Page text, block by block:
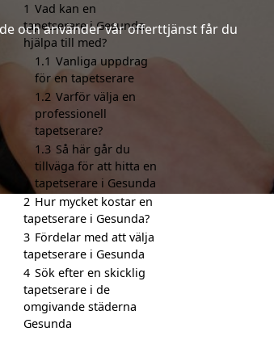
och använder vår offerttjänst får du
1 Vad kan en
tapetserare i Gesunda
hjälpa till med?
1.1 Vanliga uppdrag
för en tapetserare
1.2 Varför välja en
professionell
tapetserare?
1.3 Så här går du
tillväga för att hitta en
tapetserare i Gesunda
2 Hur mycket kostar en
tapetserare i Gesunda?
3 Fördelar med att välja
tapetserare i Gesunda
4 Sök efter en skicklig
tapetserare i de
omgivande städerna
Gesunda